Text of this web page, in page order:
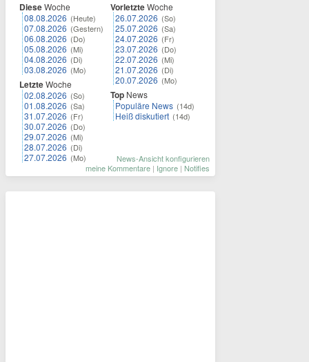
DieseWoche
08.08.2026 (Heute)
07.08.2026 (Gestern)
06.08.2026 (Do)
05.08.2026 (Mi)
04.08.2026 (Di)
03.08.2026 (Mo)
LetzteWoche
02.08.2026 (So)
01.08.2026 (Sa)
31.07.2026 (Fr)
30.07.2026 (Do)
29.07.2026 (Mi)
28.07.2026 (Di)
27.07.2026 (Mo)
VorletzteWoche
26.07.2026 (So)
25.07.2026 (Sa)
24.07.2026 (Fr)
23.07.2026 (Do)
22.07.2026 (Mi)
21.07.2026 (Di)
20.07.2026 (Mo)
Top News
Populäre News (14d)
Heiß diskutiert (14d)
News-Ansicht konfigurieren
meine Kommentare | Ignore | Notifies